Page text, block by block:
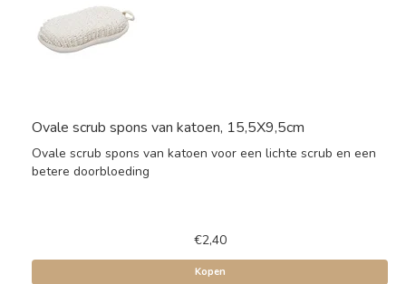
Ovale scrub spons van katoen, 15,5X9,5cm
Ovale scrub spons van katoen voor een lichte scrub en een
betere doorbloeding
€2,40
Kopen